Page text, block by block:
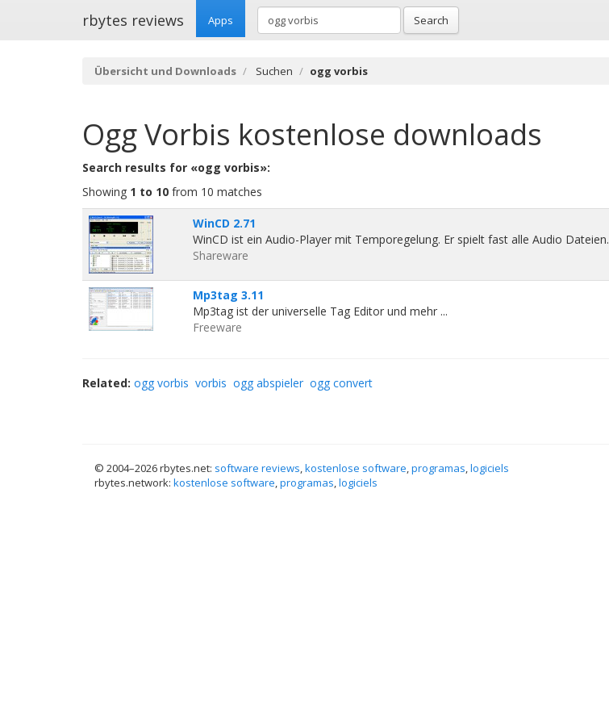
rbytes reviews Apps Search
Übersicht und Downloads Suchen ogg vorbis
Ogg Vorbis kostenlose downloads
Search results for «ogg vorbis»:
Showing 1 to 10 from 10 matches
WinCD 2.71
WinCD ist ein Audio-Player mit Temporegelung. Er spielt fast alle Audio Dateien.
Shareware
Mp3tag 3.11
Mp3tag ist der universelle Tag Editor und mehr ...
Freeware
Related: ogg vorbis vorbis ogg abspieler ogg convert
© 2004–2026 rbytes.net: software reviews,kostenlose software,programas,logiciels
rbytes.network: kostenlose software,programas,logiciels